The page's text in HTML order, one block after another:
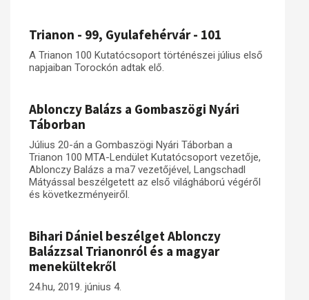
Műhelymunkák
Trianon - 99, Gyulafehérvár - 101
A Trianon 100 Kutatócsoport történészei július első
napjaiban Torockón adtak elő.
Ablonczy Balázs a Gombaszögi Nyári
Táborban
Július 20-án a Gombaszögi Nyári Táborban a
Trianon 100 MTA-Lendület Kutatócsoport vezetője,
Ablonczy Balázs a ma7 vezetőjével, Langschadl
Mátyással beszélgetett az első világháború végéről
és következményeiről.
Bihari Dániel beszélget Ablonczy
Balázzsal Trianonról és a magyar
menekültekről
24.hu, 2019. június 4.